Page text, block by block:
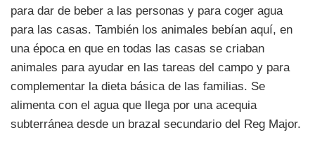
para dar de beber a las personas y para coger agua
para las casas. También los animales bebían aquí, en
una época en que en todas las casas se criaban
animales para ayudar en las tareas del campo y para
complementar la dieta básica de las familias. Se
alimenta con el agua que llega por una acequia
subterránea desde un brazal secundario del Reg Major.